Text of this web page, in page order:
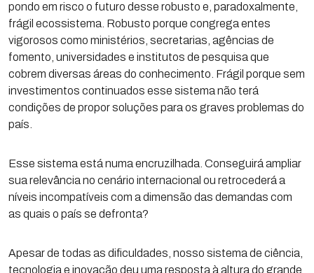
pondo em risco o futuro desse robusto e, paradoxalmente,
frágil ecossistema. Robusto porque congrega entes
vigorosos como ministérios, secretarias, agências de
fomento, universidades e institutos de pesquisa que
cobrem diversas áreas do conhecimento. Frágil porque sem
investimentos continuados esse sistema não terá
condições de propor soluções para os graves problemas do
país.
Esse sistema está numa encruzilhada. Conseguirá ampliar
sua relevância no cenário internacional ou retrocederá a
níveis incompatíveis com a dimensão das demandas com
as quais o país se defronta?
Apesar de todas as dificuldades, nosso sistema de ciência,
tecnologia e inovação deu uma resposta à altura do grande